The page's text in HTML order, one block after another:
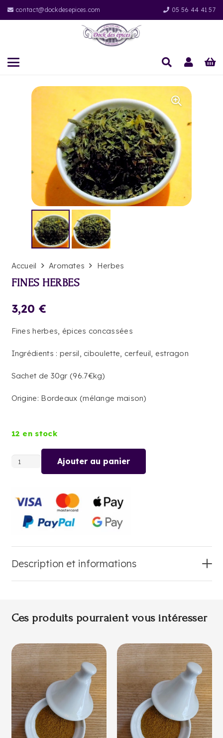
contact@dockdesepices.com 05 56 44 41 57
Accueil Aromates Herbes
FINES HERBES
3,20 €
Fines herbes, épices concassées
Ingrédients : persil, ciboulette, cerfeuil, estragon
Sachet de 30gr (96.7€kg)
Origine: Bordeaux (mélange maison)
12 en stock
quantité
HERBES
Ajouter au panier
Description et informations
Ces produits pourraient vous intéresser